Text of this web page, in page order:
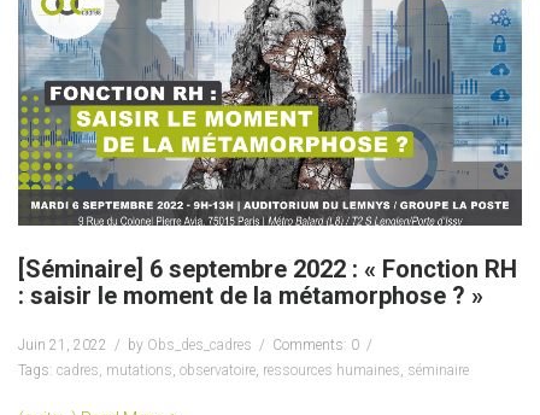
[Séminaire] 6 septembre 2022 : « Fonction RH
: saisir le moment de la métamorphose ? »
Juin 21, 2022 by Obs_des_cadres
Comments: 0
Tags: cadres, mutations, observatoire, ressources humaines, séminaire